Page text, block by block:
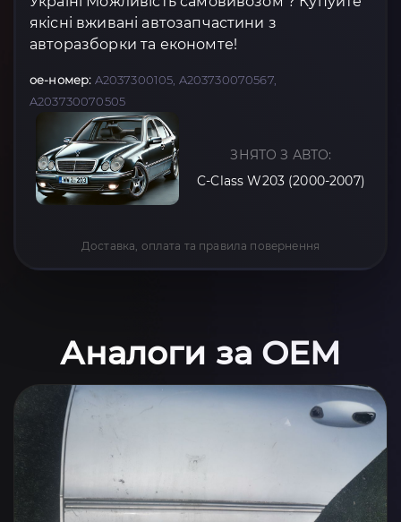
якісні вживані автозапчастини з
авторазборки та економте!
oe-номер: A2037300105, A203730070567,
A203730070505
ЗНЯТО З АВТО:
C-Class W203 (2000-2007)
Доставка, оплата та правила повернення
Аналоги за OEM